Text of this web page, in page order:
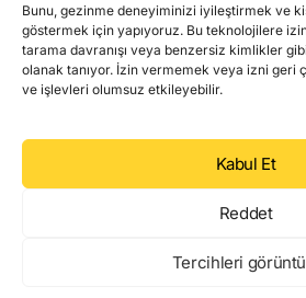
Bunu, gezinme deneyiminizi iyileştirmek ve
göstermek için yapıyoruz. Bu teknolojilere
tarama davranışı veya benzersiz kimlikler
olanak tanıyor. İzin vermemek veya izni geri
ve işlevleri olumsuz etkileyebilir.
Kabul Et
Reddet
Tercihleri
Gaming Coinleri
RWA Coinleri
DeFi Coinleri
DePIN Coinleri
Metaverse Coinleri
Web 3.0 Coinleri
Coin Türevleri